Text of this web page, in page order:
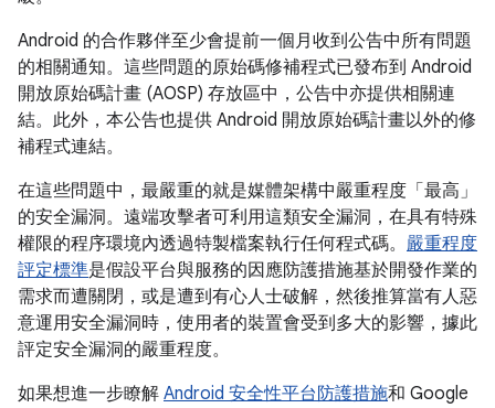
Android 的合作夥伴至少會提前一個月收到公告中所有問題
的相關通知。這些問題的原始碼修補程式已發布到 Android
開放原始碼計畫 (AOSP) 存放區中，公告中亦提供相關連
結。此外，本公告也提供 Android 開放原始碼計畫以外的修
補程式連結。
在這些問題中，最嚴重的就是媒體架構中嚴重程度「最高」
的安全漏洞。遠端攻擊者可利用這類安全漏洞，在具有特殊
權限的程序環境內透過特製檔案執行任何程式碼。 嚴重程度
評定標準是假設平台與服務的因應防護措施基於開發作業的
需求而遭關閉，或是遭到有心人士破解，然後推算當有人惡
意運用安全漏洞時，使用者的裝置會受到多大的影響，據此
評定安全漏洞的嚴重程度。
如果想進一步瞭解 Android 安全性平台防護措施和 Google